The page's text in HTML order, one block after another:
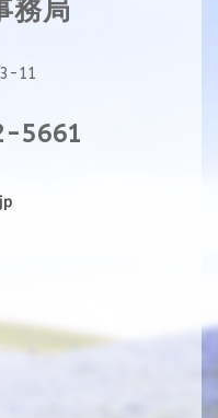
務局
11
5661